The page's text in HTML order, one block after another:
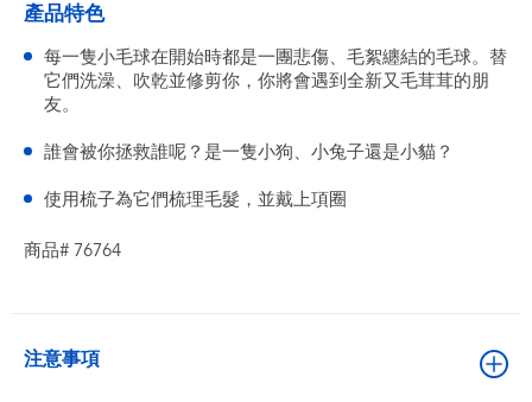
產品特色
每一隻小毛球在開始時都是一團悲傷、毛絮纏結的毛球。替
它們洗澡、吹乾並修剪你，你將會遇到全新又毛茸茸的朋
友。
誰會被你拯救誰呢？是一隻小狗、小兔子還是小貓？
使用梳子為它們梳理毛髮，並戴上項圈
商品# 76764
注意事項